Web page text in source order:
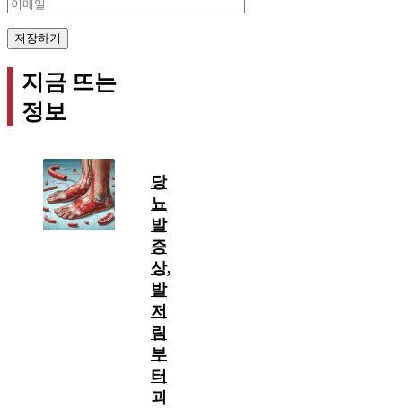
지금 뜨는
정보
당
뇨
발
증
상,
발
저
림
부
터
괴